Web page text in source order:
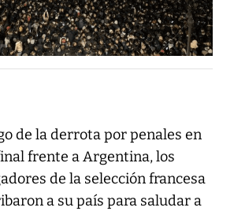
de la derrota por penales en
frente a Argentina, los
de la selección francesa
a su país para saludar a